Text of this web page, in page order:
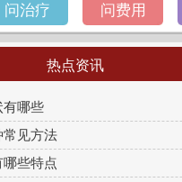
问治疗 问费用
热点资讯
有哪些
常见方法
些特点